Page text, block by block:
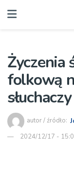
Życzenia
folkową
autor / źródło:
2024/12/17 -